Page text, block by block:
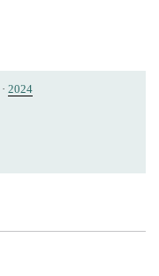
· 2024